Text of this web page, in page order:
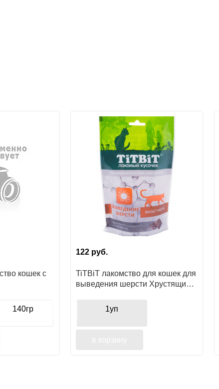
кошек с
140гр
122 руб.
TiTBiT лакомство для кошек для
выведения шерсти Хрустящие
выведения шерсти, для
поощрения
1уп